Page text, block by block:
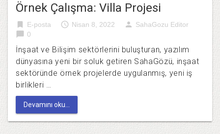
Örnek Çalışma: Villa Projesi
bookmark E-posta access_time Nisan 8, 2022 person SahaGozu Editor
chat_bubble 0
İnşaat ve Bilişim sektörlerini buluşturan, yazılım
dünyasına yeni bir soluk getiren SahaGözü, inşaat
sektöründe örnek projelerde uygulanmış, yeni iş
birlikleri …
Devamını oku...